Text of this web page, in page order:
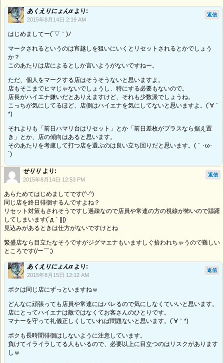
あくえりにょんα より:
2015年8月14日 2:19 AM
はじめましてー(´▽｀)ﾉ
マークされるというのは宵越しを狙いにいくとリセットされるとかでしょう
か？
このあたりは店によるとしか言いようがないですねー。
ただ、個人をマークする店はそうそうないと思いますよ。
店もそこまでヒマじゃないでしょうし、特にする必要もないので。
店長がハイエナ嫌いだとありえますけど、それも少数派でしょうね。
こっちが気にしてるほど、店側はハイエナを気にしてないと思いますよ。(´∀｀
*)
それよりも「前日ハマリ台はリセット」とか「前日差枚がプラスなら据え置
き」とか、店の傾向はあると思います。
そのあたりを考慮して打つ店を選ぶのは良い立ち回りだと思います。(｀･ω･
´)ゞ
返信
せりり より:
2015年8月14日 12:53 PM
あらためてはじめましてです(^-^)
同じ店を終日徘徊するんですよね？
リセット対策もされそうですし過疎なので店員や常連の方の視線が怖いので躊躇
してしまいます(´д｀|||)
見込みがあるときは仕方がないですけとね
繁盛店なら目立たなそうですがジグマエナもいますしぐ拾われちゃうので難しい
ところです(/ー￣;)
返信
あくえりにょんα より:
2015年8月15日 12:12 AM
ボクは同じ店にずっといますねｗ
どんなに頑張っても店員や常連にはバレるので気にしなくていいと思います。
店にとってハイエナは敵ではなくてお客さんのひとりです。
マナーを守って礼儀正しくしていれば問題ないと思います。(´∀｀*)
ボクも長時間徘徊はしないように注意しています。
負けてイライラしてる人もいるので、必要以上に目立つのはリスクがあります
しｗ
返信